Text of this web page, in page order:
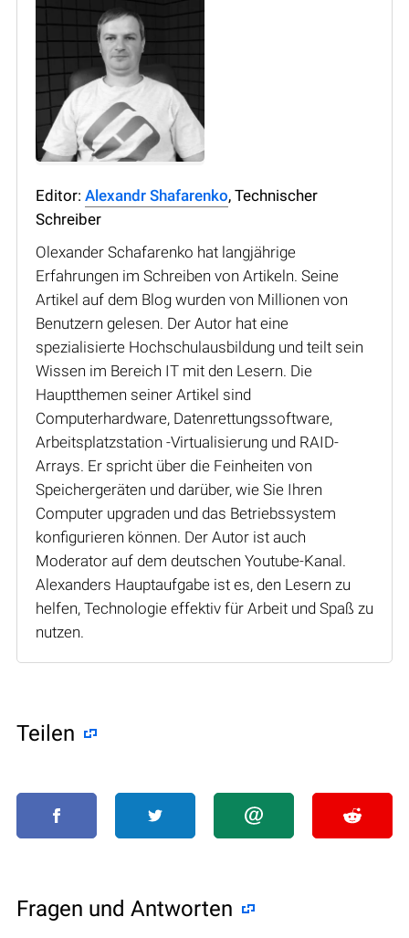
Editor: Alexandr Shafarenko, Technischer
Schreiber
Olexander Schafarenko hat langjährige
Erfahrungen im Schreiben von Artikeln. Seine
Artikel auf dem Blog wurden von Millionen von
Benutzern gelesen. Der Autor hat eine
spezialisierte Hochschulausbildung und teilt sein
Wissen im Bereich IT mit den Lesern. Die
Hauptthemen seiner Artikel sind
Computerhardware, Datenrettungssoftware,
Arbeitsplatzstation -Virtualisierung und RAID-
Arrays. Er spricht über die Feinheiten von
Speichergeräten und darüber, wie Sie Ihren
Computer upgraden und das Betriebssystem
konfigurieren können. Der Autor ist auch
Moderator auf dem deutschen Youtube-Kanal.
Alexanders Hauptaufgabe ist es, den Lesern zu
helfen, Technologie effektiv für Arbeit und Spaß zu
nutzen.
Teilen
Fragen und Antworten